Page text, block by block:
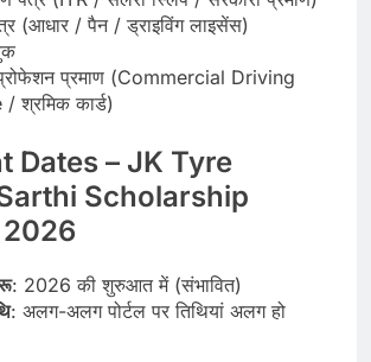
(आधार / पैन / ड्राइविंग लाइसेंस)
प्रोफेशन प्रमाण (Commercial Driving
श्रमिक कार्ड)
Dates – JK Tyre
Scholarship
: 2026 की शुरुआत में (संभावित)
: अलग-अलग पोर्टल पर तिथियां अलग हो